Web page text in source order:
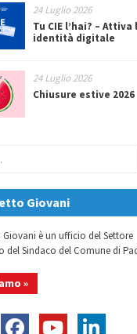
24 Luglio 2026
Tu CIE l’hai? –
identità digitale
24 Luglio 2026
Chiusure estive 2026
Giovani
è un ufficio del Settore
del Sindaco del Comune di
»